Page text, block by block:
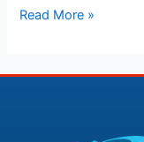
Read More »